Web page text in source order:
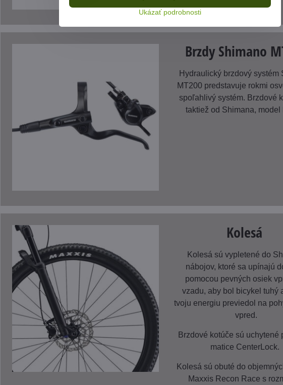
Brzdy Shimano
Hydraulický brzdový systém
MT200 predstavuje rokmi
spoľahlivý systém. Brzdové
taktiež od Shimana, model
Kolesá
Kolesá sú vypletené do
nábojov, ktoré sa upínajú
pomocou pevných osiek
vzadu, aby bol bicykel tuhý
tvoju energiu previedol na
vpred.
Brzdové kotúče sú uchytené
matice CenterLock.
Kolesá sú obuté do
Maxxis Recon Race s
Ukázať podrobnosti